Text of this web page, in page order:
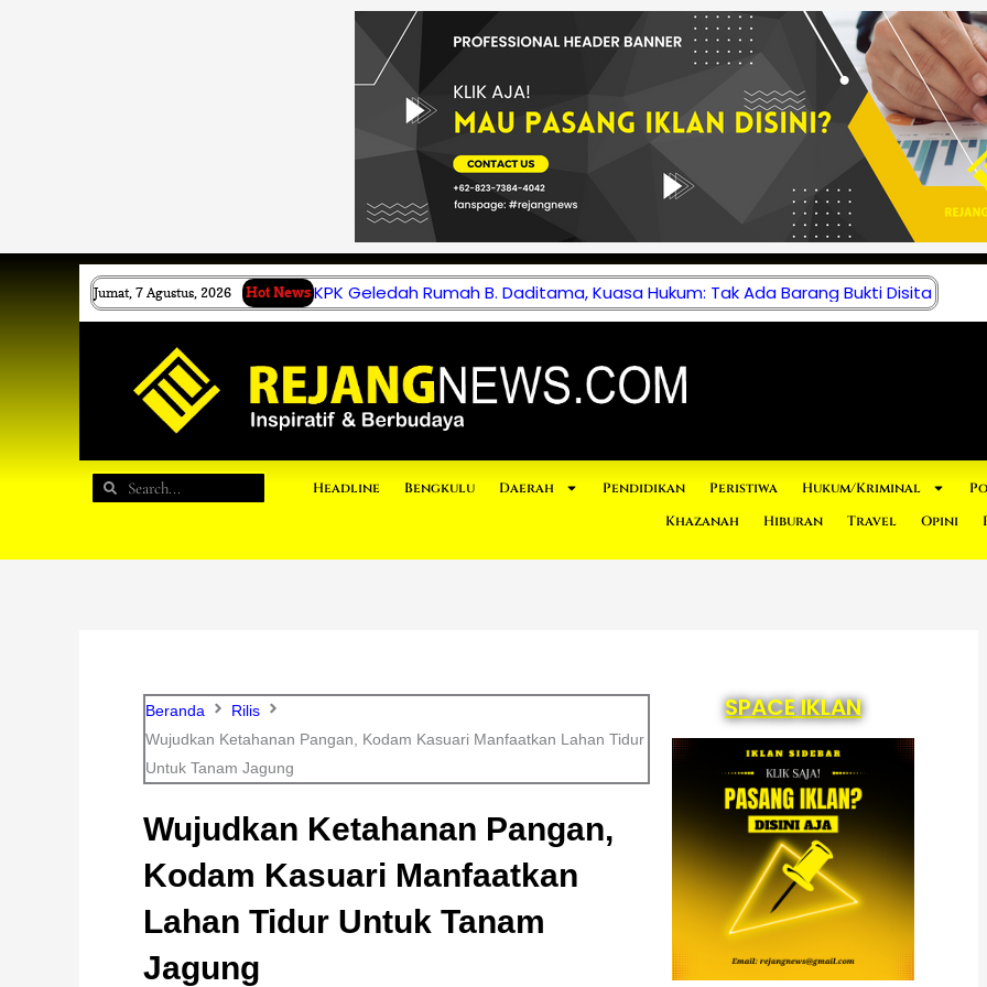
Jumat, 7 Agustus, 2026 Hot News KPK Geledah Rumah B. Daditama, Kuasa Hukum: Tak Ada Barang Bukti Disita
Search
Search Headline Bengkulu Daerah Pendidikan Peristiwa Hukum/Kriminal
Khazanah
Hiburan Travel Opini
Beranda
Rilis
Wujudkan Ketahanan Pangan, Kodam Kasuari Manfaatkan Lahan Tidur
Untuk Tanam Jagung
Wujudkan Ketahanan Pangan,
Kodam Kasuari Manfaatkan
Lahan Tidur Untuk Tanam
Jagung
SPACE IKLAN